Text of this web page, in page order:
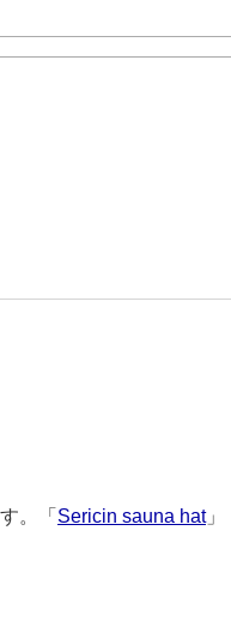
。「 Sericin sauna hat」